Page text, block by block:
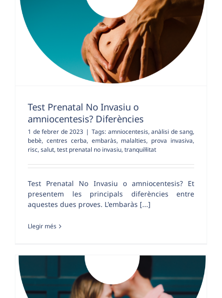
Test Prenatal No Invasiu o
amniocentesis? Diferències
1 de febrer de 2023 | Tags: amniocentesis, anàlisi de sang,
bebè, centres cerba, embaràs, malalties, prova invasiva,
risc, salut, test prenatal no invasiu, tranquil·litat
Test Prenatal No Invasiu o amniocentesis? Et
presentem les principals diferències entre
aquestes dues proves. L'embaràs [...]
Llegir més